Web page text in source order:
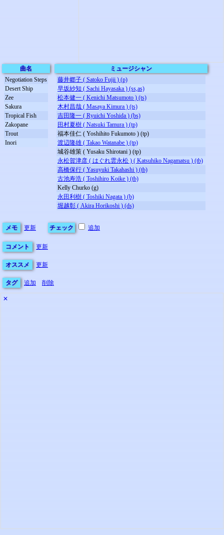
曲名
Negotiation Steps
Desert Ship
Zee
Sakura
Tropical Fish
Zakopane
Trout
Inori
ミュージシャン
藤井郷子 ( Satoko Fujii ) (p)
早坂紗知 ( Sachi Hayasaka ) (ss,as)
松本健一 ( Kenichi Matsumoto ) (ts)
木村昌哉 ( Masaya Kimura ) (ts)
吉田隆一 ( Ryuichi Yoshida ) (bs)
田村夏樹 ( Natsuki Tamura ) (tp)
福本佳仁 ( Yoshihito Fukumoto ) (tp)
渡辺隆雄 ( Takao Watanabe ) (tp)
城谷雄策 ( Yusaku Shirotani ) (tp)
永松賀津彦 ( はぐれ雲永松 ) ( Katsuhiko Nagamatsu ) (tb)
高橋保行 ( Yasuyuki Takahashi ) (tb)
古池寿浩 ( Toshihiro Koike ) (tb)
Kelly Churko (g)
永田利樹 ( Toshiki Nagata ) (b)
堀越彰 ( Akira Horikoshi ) (ds)
メモ 更新 チェック 追加
コメント 更新
オススメ 更新
タグ 追加 削除
✕